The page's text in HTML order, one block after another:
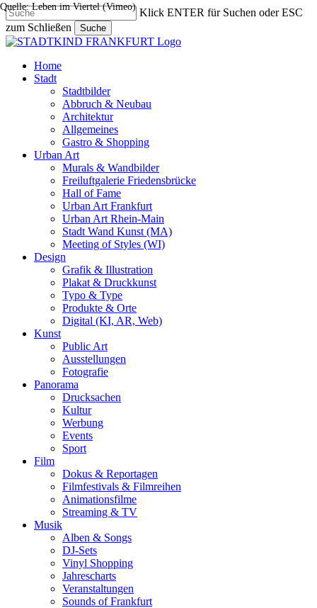
Skip
to
main
content
Klick ENTER für Suchen oder ESC
zum Schließen
Suche
Close
search
Menu
Home
Stadt
Stadtbilder
Abbruch & Neubau
Architektur
Allgemeines
Gastro & Shopping
Urban Art
Murals & Wandbilder
Freiluftgalerie Friedensbrücke
Hall of Fame
Urban Art Frankfurt
Urban Art Rhein-Main
Stadt Wand Kunst (MA)
Meeting of Styles (WI)
Design
Grafik & Illustration
Plakat & Druckkunst
Typo & Type
Produkte & Orte
Digital (KI, AR, Web)
Kunst
Public Art
Ausstellungen
Fotografie
Panorama
Drucksachen
Kultur
Werbung
Events
Sport
Film
Dokus & Reportagen
Filmfestivals & Filmreihen
Animationsfilme
Streaming & TV
Musik
Alben & Songs
DJ-Sets
Vinyl Shopping
Jahrescharts
Veranstaltungen
Sounds of Frankfurt
Quelle: Leben im Viertel (Vimeo)